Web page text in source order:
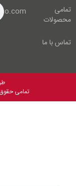
تمامی
محصولات
تماس با ما
تمامی